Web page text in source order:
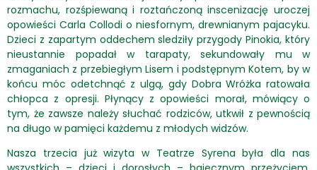
rozmachu, rozśpiewaną i roztańczoną inscenizację uroczej
opowieści Carla Collodi o niesfornym, drewnianym pajacyku.
Dzieci z zapartym oddechem sledziły przygody Pinokia, który
nieustannie popadał w tarapaty, sekundowały mu w
zmaganiach z przebiegłym Lisem i podstępnym Kotem, by w
końcu móc odetchnąć z ulgą, gdy Dobra Wróżka ratowała
chłopca z opresji. Płynący z opowieści morał, mówiący o
tym, że zawsze należy słuchać rodziców, utkwił z pewnością
na długo w pamięci każdemu z młodych widzów.
Nasza trzecia już wizyta w Teatrze Syrena była dla nas